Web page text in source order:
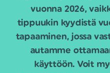
vuonna 2026,
tippuukin kyydistä
tapaaminen, jossa
autamme
käyttöön. Voit